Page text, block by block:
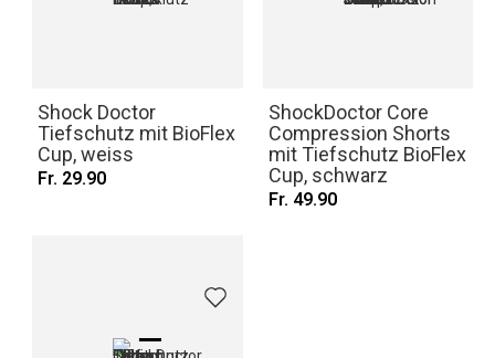
Shock Doctor
Tiefschutz mit BioFlex
Cup, weiss
Fr. 29.90
ShockDoctor Core
Compression Shorts
mit Tiefschutz BioFlex
Cup, schwarz
Fr. 49.90